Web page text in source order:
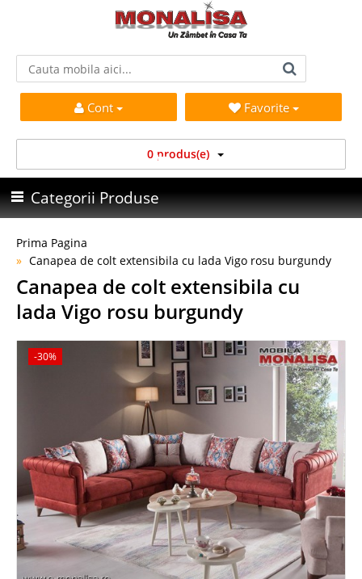
Cont Favorite
0 produs(e)
Categorii Produse
Prima Pagina
Canapea de colt extensibila cu lada Vigo rosu burgundy
Canapea de colt extensibila cu
lada Vigo rosu burgundy
-30%